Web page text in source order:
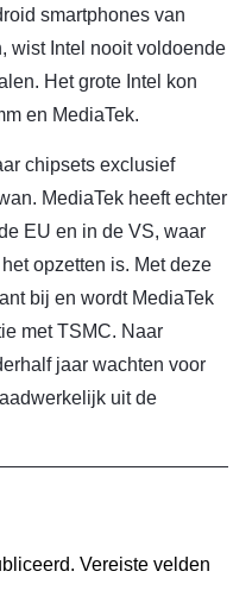
smartphones van
wist Intel nooit voldoende
Het grote Intel kon
en MediaTek.
chipsets exclusief
MediaTek heeft echter
EU en in de VS, waar
opzetten is. Met deze
bij en wordt MediaTek
met TSMC. Naar
jaar wachten voor
uit de
Vereiste velden